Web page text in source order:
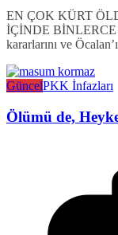
EN ÇOK KÜRT
İÇİNDE
kararlarını ve
GüncelPKK İnfazları
Ölümü de,